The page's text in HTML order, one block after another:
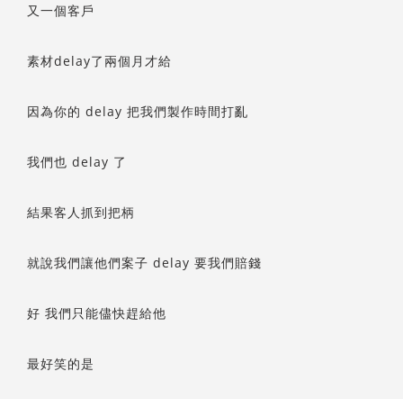
又一個客戶
素材delay了兩個月才給
因為你的 delay 把我們製作時間打亂
我們也 delay 了
結果客人抓到把柄
就說我們讓他們案子 delay 要我們賠錢
好 我們只能儘快趕給他
最好笑的是